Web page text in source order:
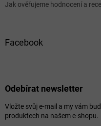
Jak ověřujeme hodnocení a
Facebook
Odebírat newsletter
Vložte svůj e-mail a my vám
produktech na našem e-shopu.